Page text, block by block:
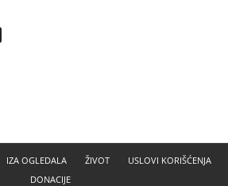
IZA OGLEDALA ŽIVOT
USLOVI KORIŠĆENJA
DONACIJE